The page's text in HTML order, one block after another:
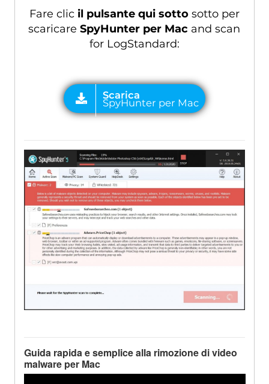
Fare clic il pulsante qui sottosotto per
scaricareSpyHunter per Mac and scan
for LogStandard:
Guida rapida e semplice alla rimozione di video
malware per Mac